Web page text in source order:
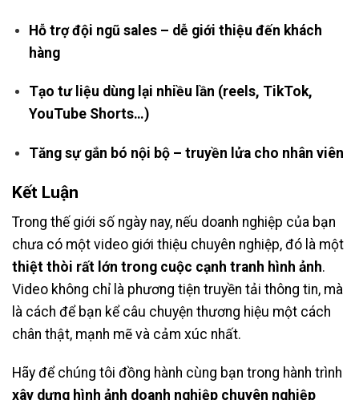
Hỗ trợ đội ngũ sales – dễ giới thiệu đến khách
hàng
Tạo tư liệu dùng lại nhiều lần (reels, TikTok,
YouTube Shorts…)
Tăng sự gắn bó nội bộ – truyền lửa cho nhân viên
Kết Luận
Trong thế giới số ngày nay, nếu doanh nghiệp của bạn
chưa có một video giới thiệu chuyên nghiệp, đó là một
thiệt thòi rất lớn trong cuộc cạnh tranh hình ảnh.
Video không chỉ là phương tiện truyền tải thông tin, mà
là cách để bạn kể câu chuyện thương hiệu một cách
chân thật, mạnh mẽ và cảm xúc nhất.
Hãy để chúng tôi đồng hành cùng bạn trong hành trình
xây dựng hình ảnh doanh nghiệp chuyên nghiệp